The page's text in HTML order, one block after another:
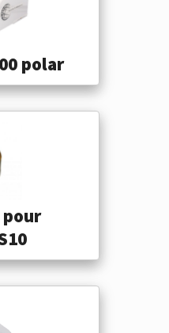
polar
pour